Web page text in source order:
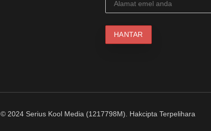
© 2024 Serius Kool Media (1217798M). Hakcipta Terpelihara